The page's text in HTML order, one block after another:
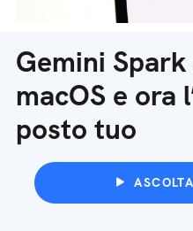
Gemini
macOS e ora
posto tuo